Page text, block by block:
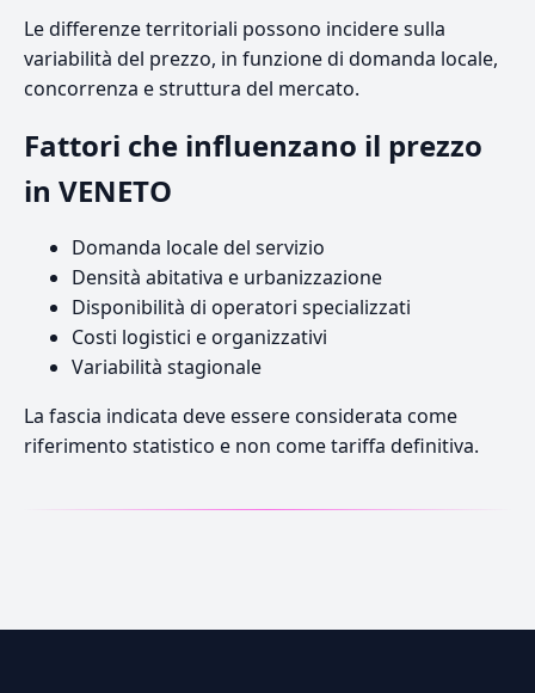
Le differenze territoriali possono incidere sulla
variabilità del prezzo, in funzione di domanda locale,
concorrenza e struttura del mercato.
Fattori che influenzano il prezzo
in VENETO
Domanda locale del servizio
Densità abitativa e urbanizzazione
Disponibilità di operatori specializzati
Costi logistici e organizzativi
Variabilità stagionale
La fascia indicata deve essere considerata come
riferimento statistico e non come tariffa definitiva.